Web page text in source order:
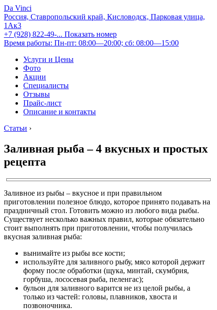
Da Vinci
Россия, Ставропольский край, Кисловодск, Парковая улица,
1Ак3
+7 (928) 822-49-... Показать номер
Время работы: Пн-пт: 08:00—20:00; сб: 08:00—15:00
Услуги и Цены
Фото
Акции
Специалисты
Отзывы
Прайс-лист
Описание и контакты
Статьи ›
Заливная рыба – 4 вкусных и простых
рецепта
Заливное из рыбы – вкусное и при правильном
приготовлении полезное блюдо, которое принято подавать на
праздничный стол. Готовить можно из любого вида рыбы.
Существует несколько важных правил, которые обязательно
стоит выполнять при приготовлении, чтобы получилась
вкусная заливная рыба:
вынимайте из рыбы все кости;
используйте для заливного рыбу, мясо которой держит
форму после обработки (щука, минтай, скумбрия,
горбуша, лососевая рыба, пеленгас);
бульон для заливного варится не из целой рыбы, а
только из частей: головы, плавников, хвоста и
позвоночника.